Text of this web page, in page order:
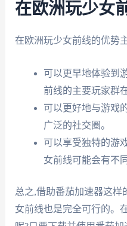
在欧洲玩少女
在欧洲玩少女前线的优势
可以更早地体验到
前线的主要玩家群
可以更好地与游戏
广泛的社交圈。
可以享受独特的游
女前线可能会有不
总之,借助番茄加速器这样
女前线也是完全可行的。